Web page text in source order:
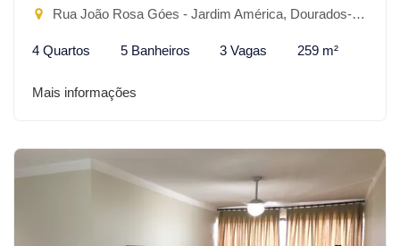
Rua João Rosa Góes - Jardim América, Dourados-MS
4 Quartos 5 Banheiros 3 Vagas 259 m²
Mais informações